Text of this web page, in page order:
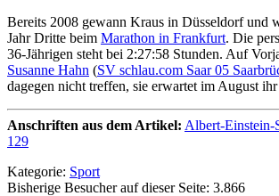
Bereits 2008 gewann Kraus in Düsseldorf und
Jahr Dritte beim Marathon in Frankfurt. Die
36-Jährigen steht bei 2:27:58 Stunden. Auf
Susanne Hahn (SV schlau.com Saar 05
dagegen nicht treffen, sie erwartet im August
Anschriften aus dem Artikel: Albert-Einstein-
129
Kategorie: Sport
Bisherige Besucher auf dieser Seite: 3.866